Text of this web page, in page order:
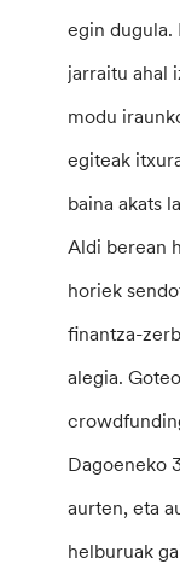
egin dugula.
jarraitu ahal
modu
egiteak
baina akats
Aldi berean
horiek
finantza-
alegia.
Dagoeneko
aurten, eta
helburuak